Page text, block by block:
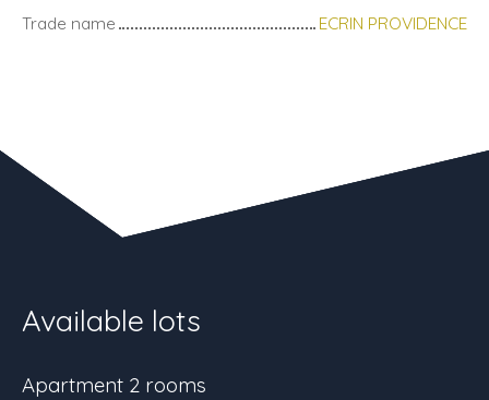
Trade name
ECRIN PROVIDENCE
Available lots
Apartment 2 rooms